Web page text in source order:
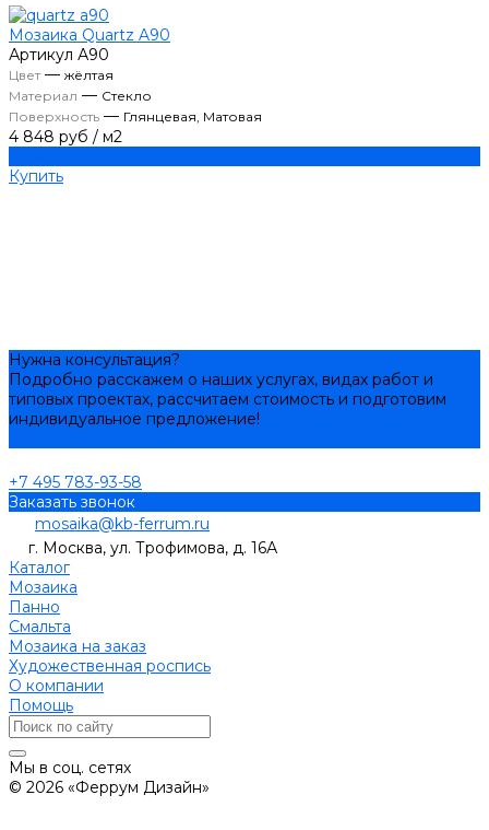
Мозаика Quartz A90
Артикул А90
Цвет— жёлтая
Материал — Стекло
Поверхность — Глянцевая, Матовая
4 848 руб / м2
Купить
Нужна консультация?
Подробно расскажем о наших услугах, видах работ и
типовых проектах, рассчитаем стоимость и подготовим
индивидуальное предложение!
+7 495 783-93-58
Заказать звонок
mosaika@kb-ferrum.ru
г. Москва, ул. Трофимова, д. 16А
Каталог
Мозаика
Панно
Смальта
Мозаика на заказ
Художественная роспись
О компании
Помощь
Мы в соц. сетях
© 2026 «Феррум Дизайн»